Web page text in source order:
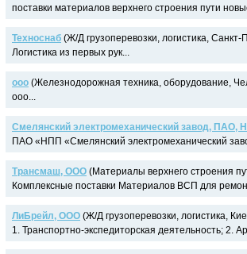
поставки материалов верхнего строения пути
Техноснаб (Ж/Д грузоперевозки, логистика, Санкт-
Логистика из первых рук...
ооо (Железнодорожная техника, оборудование,
ооо...
Смелянский электромеханический завод, ПАО,
ПАО «НПП «Смелянский электромеханический
Трансмаш, ООО (Материалы верхнего строения
Комплексные поставки Материалов ВСП для
ЛиБрейл, ООО (Ж/Д грузоперевозки, логистика,
1. Транспортно-экспедиторская деятельность; 2.